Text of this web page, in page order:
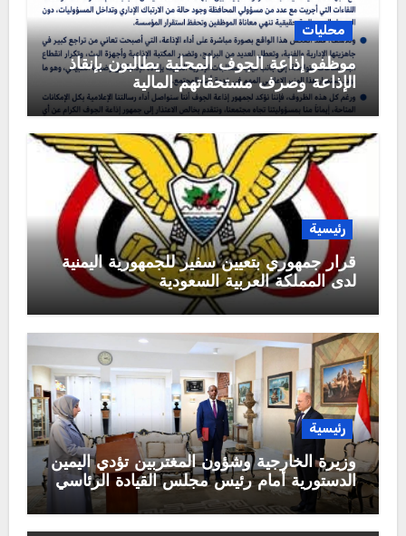
محليات
موظفو إذاعة الجوف المحلية يطالبون بإنقاذ
الإذاعة وصرف مستحقاتهم المالية
رئيسية
قرار جمهوري بتعيين سفير للجمهورية اليمنية
لدى المملكة العربية السعودية
رئيسية
وزيرة الخارجية وشؤون المغتربين تؤدي اليمين
الدستورية أمام رئيس مجلس القيادة الرئاسي